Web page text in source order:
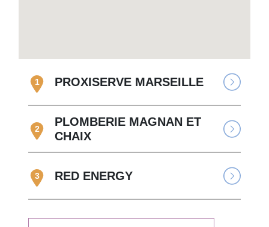
1 PROXISERVE MARSEILLE
2
PLOMBERIE MAGNAN ET
CHAIX
3 RED ENERGY